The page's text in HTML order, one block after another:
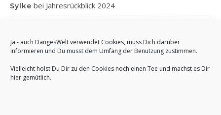
Ja - auch DangesWelt verwendet Cookies, muss Dich darüber
informieren und Du musst dem Umfang der Benutzung zustimmen.
Vielleicht holst Du Dir zu den Cookies noch einen Tee und machst es Dir
hier gemütlich.
Sylke bei Jahresrückblick 2024
AnettbeiJahresrückblick 2024